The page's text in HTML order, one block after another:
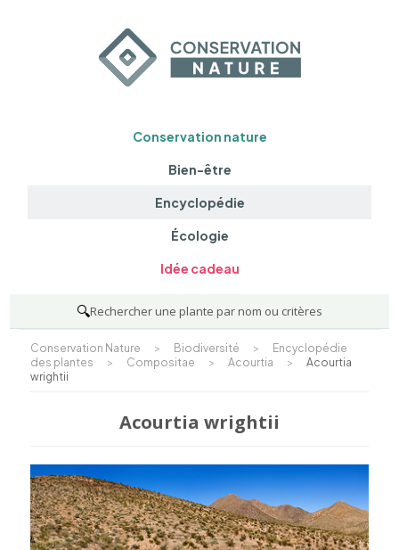
Conservation nature
Bien-être
Encyclopédie
Écologie
Idée cadeau
🔍Rechercher une plante par nom ou critères
Conservation Nature > Biodiversité >
Encyclopédie
des plantes
> Compositae > Acourtia >
Acourtia
wrightii
Acourtia wrightii